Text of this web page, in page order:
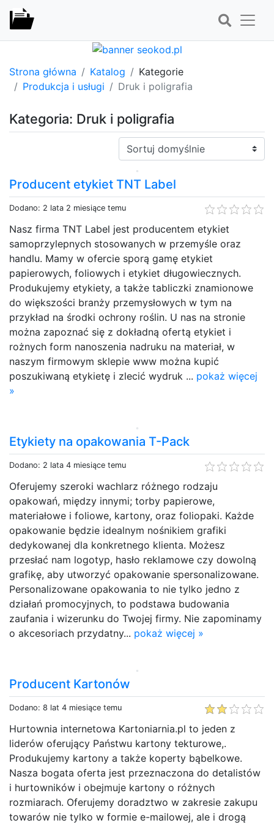
Strona główna Katalog
Kategorie
Produkcja i usługi
Druk i poligrafia
Kategoria: Druk i poligrafia
Sortuj:
Producent etykiet TNT Label
Dodano: 2 lata 2 miesiące temu
Nasz firma TNT Label jest producentem etykiet
samoprzylepnych stosowanych w przemyśle oraz
handlu. Mamy w ofercie sporą gamę etykiet
papierowych, foliowych i etykiet długowiecznych.
Produkujemy etykiety, a także tabliczki znamionowe
do większości branży przemysłowych w tym na
przykład na środki ochrony roślin. U nas na stronie
można zapoznać się z dokładną ofertą etykiet i
rożnych form nanoszenia nadruku na materiał, w
naszym firmowym sklepie www można kupić
poszukiwaną etykietę i zlecić wydruk ... pokaż więcej
»
Etykiety na opakowania T-Pack
Dodano: 2 lata 4 miesiące temu
Oferujemy szeroki wachlarz różnego rodzaju
opakowań, między innymi; torby papierowe,
materiałowe i foliowe, kartony, oraz foliopaki. Każde
opakowanie będzie idealnym nośnikiem grafiki
dedykowanej dla konkretnego klienta. Możesz
przesłać nam logotyp, hasło reklamowe czy dowolną
grafikę, aby utworzyć opakowanie spersonalizowane.
Personalizowane opakowania to nie tylko jedno z
działań promocyjnych, to podstawa budowania
zaufania i wizerunku do Twojej firmy. Nie zapominamy
o akcesoriach przydatny... pokaż więcej »
Producent Kartonów
Dodano: 8 lat 4 miesiące temu
Hurtownia internetowa Kartoniarnia.pl to jeden z
liderów oferujący Państwu kartony tekturowe,.
Produkujemy kartony a także koperty bąbelkowe.
Nasza bogata oferta jest przeznaczona do detalistów
i hurtowników i obejmuje kartony o różnych
rozmiarach. Oferujemy doradztwo w zakresie zakupu
towarów nie tylko w formie e-mailowej, ale i drogą